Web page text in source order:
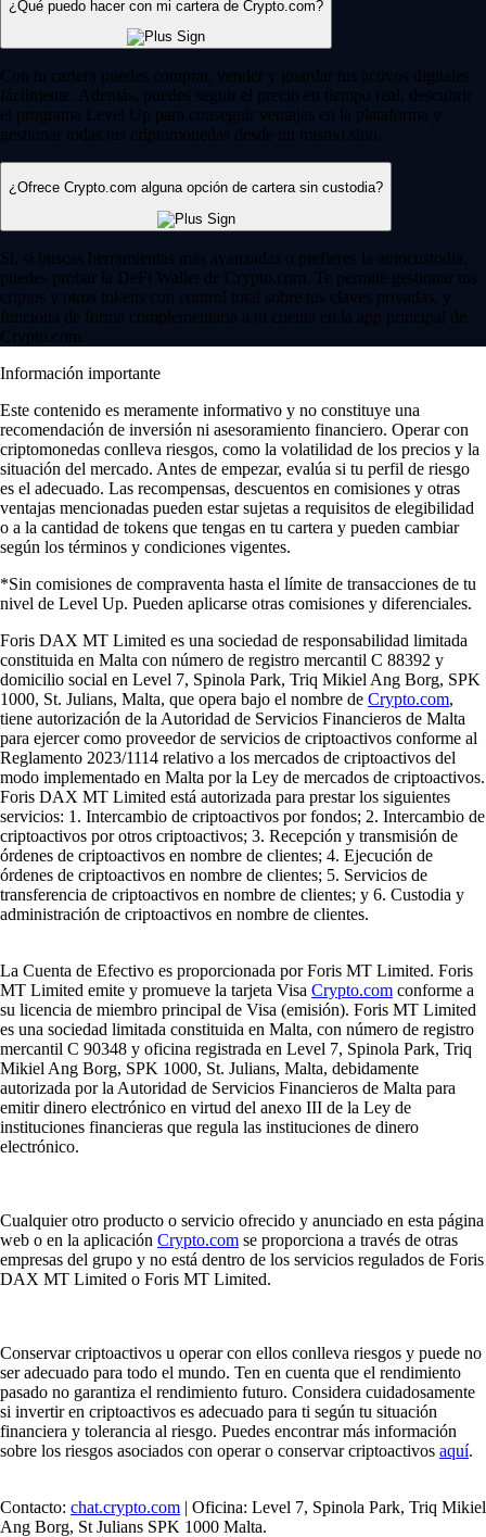
¿Qué puedo hacer con mi cartera de Crypto.com?
Con tu cartera puedes comprar, vender y guardar tus activos digitales
fácilmente. Además, puedes seguir el precio en tiempo real, descubrir
el programa Level Up para conseguir ventajas en la plataforma y
gestionar todas tus criptomonedas desde un mismo sitio.
¿Ofrece Crypto.com alguna opción de cartera sin custodia?
Sí, si buscas herramientas más avanzadas o prefieres la autocustodia,
puedes probar la DeFi Wallet de Crypto.com. Te permite gestionar tus
criptos y otros tokens con control total sobre tus claves privadas, y
funciona de forma complementaria a tu cuenta en la app principal de
Crypto.com.
Información importante
Este contenido es meramente informativo y no constituye una
recomendación de inversión ni asesoramiento financiero. Operar con
criptomonedas conlleva riesgos, como la volatilidad de los precios y la
situación del mercado. Antes de empezar, evalúa si tu perfil de riesgo
es el adecuado. Las recompensas, descuentos en comisiones y otras
ventajas mencionadas pueden estar sujetas a requisitos de elegibilidad
o a la cantidad de tokens que tengas en tu cartera y pueden cambiar
según los términos y condiciones vigentes.
*Sin comisiones de compraventa hasta el límite de transacciones de tu
nivel de Level Up. Pueden aplicarse otras comisiones y diferenciales.
Foris DAX MT Limited es una sociedad de responsabilidad limitada
constituida en Malta con número de registro mercantil C 88392 y
domicilio social en Level 7, Spinola Park, Triq Mikiel Ang Borg, SPK
1000, St. Julians, Malta, que opera bajo el nombre de Crypto.com,
tiene autorización de la Autoridad de Servicios Financieros de Malta
para ejercer como proveedor de servicios de criptoactivos conforme al
Reglamento 2023/1114 relativo a los mercados de criptoactivos del
modo implementado en Malta por la Ley de mercados de criptoactivos.
Foris DAX MT Limited está autorizada para prestar los siguientes
servicios: 1. Intercambio de criptoactivos por fondos; 2. Intercambio de
criptoactivos por otros criptoactivos; 3. Recepción y transmisión de
órdenes de criptoactivos en nombre de clientes; 4. Ejecución de
órdenes de criptoactivos en nombre de clientes; 5. Servicios de
transferencia de criptoactivos en nombre de clientes; y 6. Custodia y
administración de criptoactivos en nombre de clientes.
La Cuenta de Efectivo es proporcionada por Foris MT Limited. Foris
MT Limited emite y promueve la tarjeta Visa Crypto.com conforme a
su licencia de miembro principal de Visa (emisión). Foris MT Limited
es una sociedad limitada constituida en Malta, con número de registro
mercantil C 90348 y oficina registrada en Level 7, Spinola Park, Triq
Mikiel Ang Borg, SPK 1000, St. Julians, Malta, debidamente
autorizada por la Autoridad de Servicios Financieros de Malta para
emitir dinero electrónico en virtud del anexo III de la Ley de
instituciones financieras que regula las instituciones de dinero
electrónico.
Cualquier otro producto o servicio ofrecido y anunciado en esta página
web o en la aplicación Crypto.com se proporciona a través de otras
empresas del grupo y no está dentro de los servicios regulados de Foris
DAX MT Limited o Foris MT Limited.
Conservar criptoactivos u operar con ellos conlleva riesgos y puede no
ser adecuado para todo el mundo. Ten en cuenta que el rendimiento
pasado no garantiza el rendimiento futuro. Considera cuidadosamente
si invertir en criptoactivos es adecuado para ti según tu situación
financiera y tolerancia al riesgo. Puedes encontrar más información
sobre los riesgos asociados con operar o conservar criptoactivos aquí.
Contacto: chat.crypto.com | Oficina: Level 7, Spinola Park, Triq Mikiel
Ang Borg, St Julians SPK 1000 Malta.